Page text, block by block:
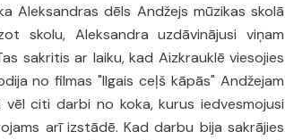
Aleksandras dēls Andžejs mūzikas skolā
skolu, Aleksandra uzdāvinājusi viņam
sakritis ar laiku, kad Aizkrauklē viesojies
no filmas "Ilgais ceļš kāpās" Andžejam
citi darbi no koka, kurus iedvesmojusi
arī izstādē. Kad darbu bija sakrājies